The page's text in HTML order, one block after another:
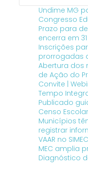
Undime MG
Congresso
Prazo para
encerra em
Inscrições
prorrogadas
Abertura dos
de Ação do
Convite |
Tempo
Publicado
Censo Escolar
Municípios
registrar
VAAR no SIMEC
MEC amplia
Diagnóstico